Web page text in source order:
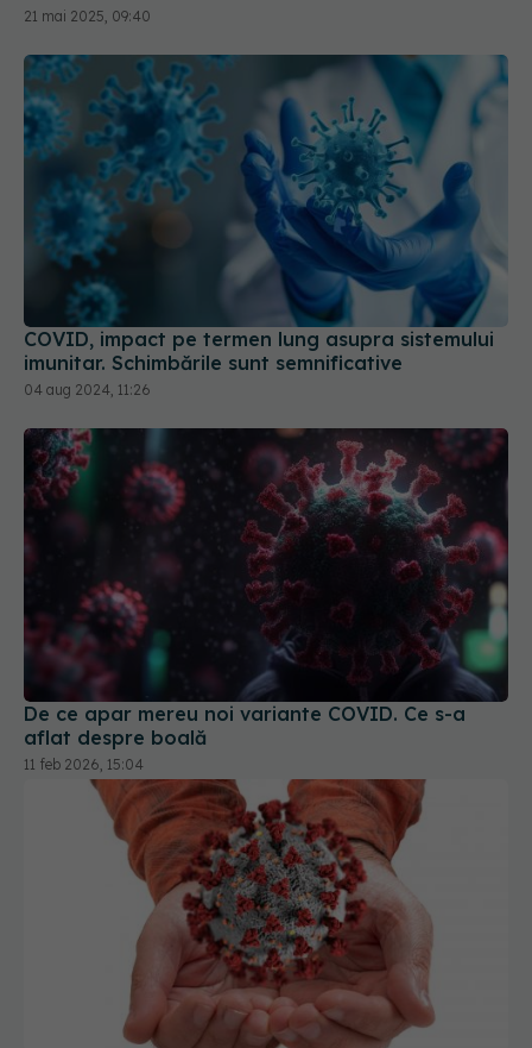
21 mai 2025, 09:40
COVID, impact pe termen lung asupra sistemului
imunitar. Schimbările sunt semnificative
04 aug 2024, 11:26
De ce apar mereu noi variante COVID. Ce s-a
aflat despre boală
11 feb 2026, 15:04